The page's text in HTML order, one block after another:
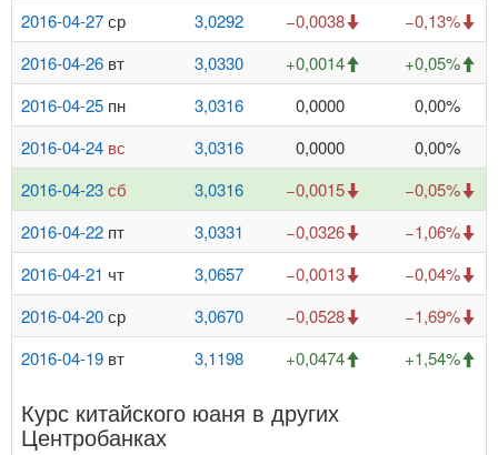
2016-04-27ср 3,0292 −0,0038
−0,13%
2016-04-26 вт 3,0330 +0,0014
+0,05%
2016-04-25 пн 3,0316 0,0000
0,00%
2016-04-24 вс 3,0316 0,0000
0,00%
2016-04-23сб 3,0316 −0,0015
−0,05%
2016-04-22 пт 3,0331 −0,0326
−1,06%
2016-04-21 чт 3,0657 −0,0013
−0,04%
2016-04-20ср 3,0670 −0,0528
−1,69%
2016-04-19 вт 3,1198 +0,0474 +1,54%
Курс китайского юаня в других
Центробанках